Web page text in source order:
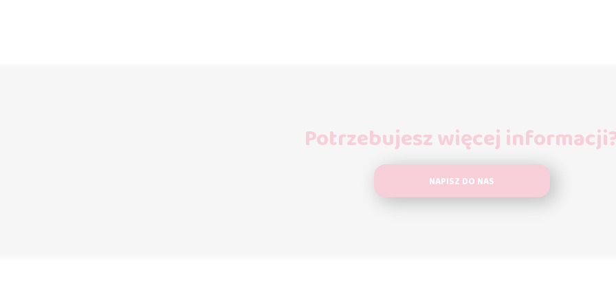
Potrzebujesz więcej
NAPISZ DO NAS